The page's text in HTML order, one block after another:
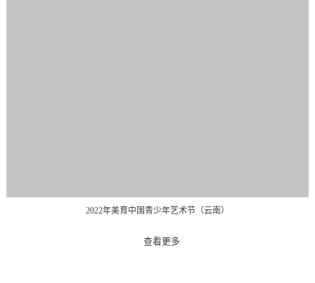
2022年美育中国青少年艺术节（云南）
查看更多